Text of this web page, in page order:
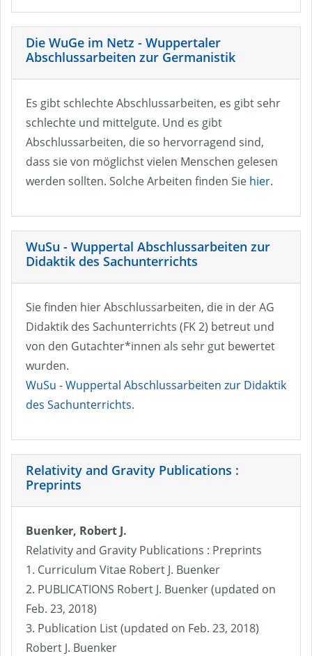
Die WuGe im Netz - Wuppertaler
Abschlussarbeiten zur Germanistik
Es gibt schlechte Abschlussarbeiten, es gibt sehr
schlechte und mittelgute. Und es gibt
Abschlussarbeiten, die so hervorragend sind,
dass sie von möglichst vielen Menschen gelesen
werden sollten. Solche Arbeiten finden Sie hier.
WuSu - Wuppertal Abschlussarbeiten zur
Didaktik des Sachunterrichts
Sie finden hier Abschlussarbeiten, die in der AG
Didaktik des Sachunterrichts (FK 2) betreut und
von den Gutachter*innen als sehr gut bewertet
wurden.
WuSu - Wuppertal Abschlussarbeiten zur Didaktik
des Sachunterrichts.
Relativity and Gravity Publications :
Preprints
Buenker, Robert J.
Relativity and Gravity Publications : Preprints
1. Curriculum Vitae Robert J. Buenker
2. PUBLICATIONS Robert J. Buenker (updated on
Feb. 23, 2018)
3. Publication List (updated on Feb. 23, 2018)
Robert J. Buenker